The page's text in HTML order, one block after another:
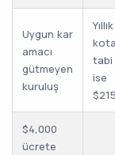
Uygun kar
amacı
gütmeyen
kuruluş
Yıllık
tabi
ise
$215
$4,000
ücrete